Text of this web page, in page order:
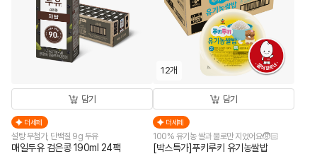
담기
더세페
설탕 무첨가, 단백질 9g 두유
매일두유 검은콩 190ml 24팩
12개
담기
더세페
100% 유기농 쌀과 물로만 지었어요🧒🏻
[박스특가]푸키루키 유기농쌀밥